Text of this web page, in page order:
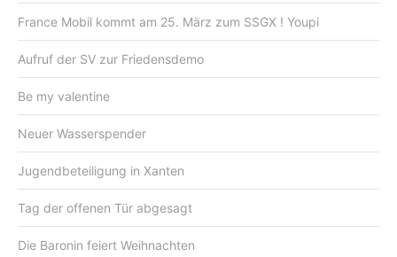
France Mobil kommt am 25. März zum SSGX ! Youpi
Aufruf der SV zur Friedensdemo
Be my valentine
Neuer Wasserspender
Jugendbeteiligung in Xanten
Tag der offenen Tür abgesagt
Die Baronin feiert Weihnachten